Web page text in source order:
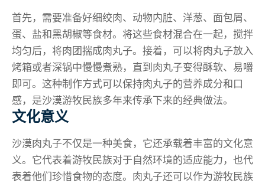
首先，需要准备好细绞肉、动物内脏、洋葱、面包屑、
蛋、盐和黑胡椒等食材。将这些食材混合在一起，搅拌
均匀后，将肉团揣成肉丸子。接着，可以将肉丸子放入
烤箱或者深锅中慢慢煮熟，直到肉丸子变得酥软、易嚼
即可。这种制作方式可以保持肉丸子的营养成分和口
感，是沙漠游牧民族多年来传承下来的经典做法。
文化意义
沙漠肉丸子不仅是一种美食，它还承载着丰富的文化意
义。它代表着游牧民族对于自然环境的适应能力，也代
表着他们珍惜食物的态度。肉丸子还可以作为游牧民族